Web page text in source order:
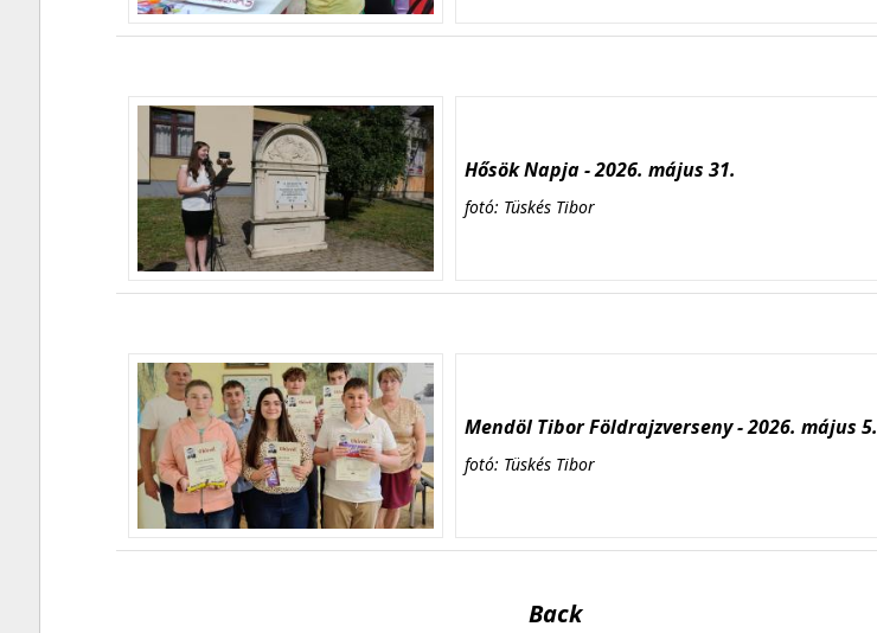
Hősök Napja - 2026. május 31.
fotó: Tüskés Tibor
Mendöl Tibor Földrajzverseny - 2026. május 5.
fotó: Tüskés Tibor
Back